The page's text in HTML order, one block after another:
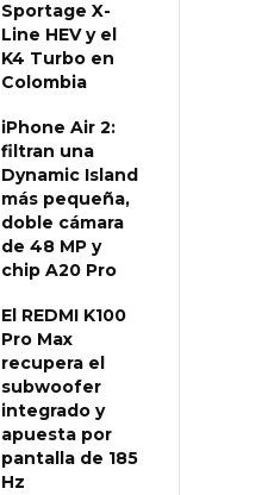
Sportage X-
Line HEV y el
K4 Turbo en
Colombia
iPhone Air 2:
filtran una
Dynamic Island
más pequeña,
doble cámara
de 48 MP y
chip A20 Pro
El REDMI K100
Pro Max
recupera el
subwoofer
integrado y
apuesta por
pantalla de 185
Hz